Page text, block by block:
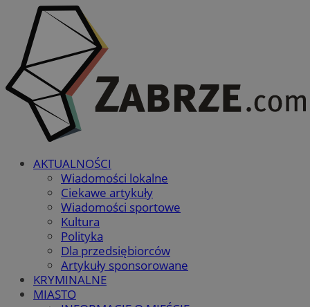
AKTUALNOŚCI
Wiadomości lokalne
Ciekawe artykuły
Wiadomości sportowe
Kultura
Polityka
Dla przedsiębiorców
Artykuły sponsorowane
KRYMINALNE
MIASTO